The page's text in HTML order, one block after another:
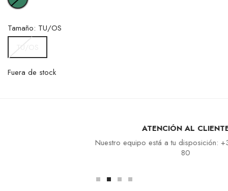
Tamaño: TU/OS
Fuera de stock
ATENCIÓN AL CLIENTE
Nuestro equipo está a tu disposición: +33 4 94 94 97